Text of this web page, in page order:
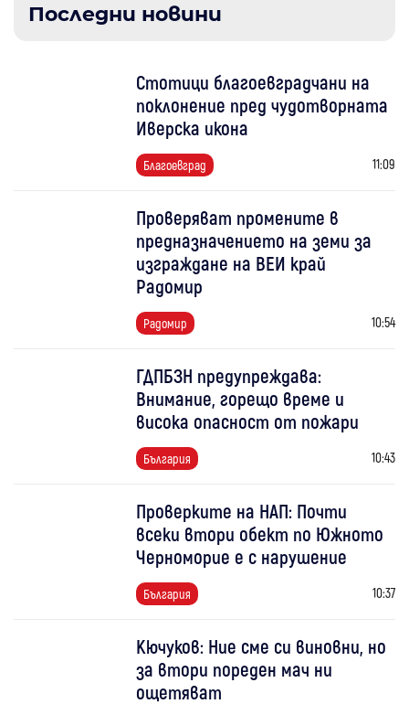
Последни новини
Стотици благоевградчани на
поклонение пред чудотворната
Иверска икона
Благоевград 11:09
Проверяват промените в
предназначението на земи за
изграждане на ВЕИ край
Радомир
Радомир 10:54
ГДПБЗН предупреждава:
Внимание, горещо време и
висока опасност от пожари
България 10:43
Проверките на НАП: Почти
всеки втори обект по Южното
Черноморие е с нарушение
България 10:37
Кючуков: Ние сме си виновни, но
за втори пореден мач ни
ощетяват